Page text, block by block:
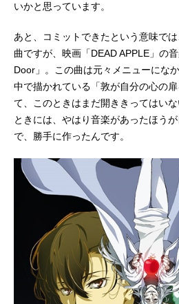
いかと思っています。
あと、コミットできたという意味で
曲ですが、映画「DEAD APPLE」の
Door」。この曲は元々メニューにな
中で描かれている「敦が自分の心の
て、このときはまだ開ききってはい
ときには、やはり音楽があったほう
で、勝手に作ったんです。